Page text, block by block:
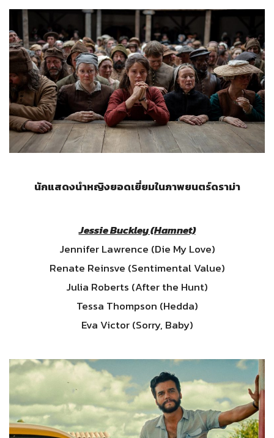
นักแสดงนำหญิงยอดเยี่ยมในภาพยนตร์ดราม่า
Jessie Buckley (Hamnet)
Jennifer Lawrence (Die My Love)
Renate Reinsve (Sentimental Value)
Julia Roberts (After the Hunt)
Tessa Thompson (Hedda)
Eva Victor (Sorry, Baby)